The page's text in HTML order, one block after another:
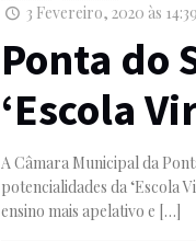
3 Fevereiro, 2020 às 14:39
Ponta do
‘Escola
A Câmara Municipal da
potencialidades da ‘Escola
ensino mais apelativo e […]